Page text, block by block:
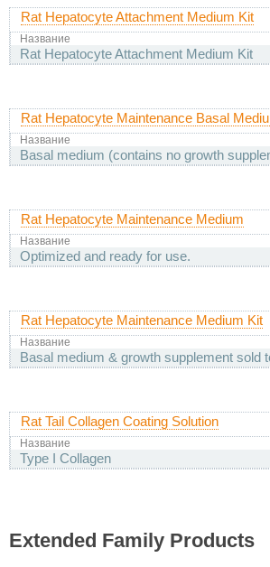
Rat Hepatocyte Attachment Medium Kit
Название
Rat Hepatocyte Attachment Medium Kit
Rat Hepatocyte Maintenance Basal
Название
Basal medium (contains no growth
Rat Hepatocyte Maintenance Medium
Название
Optimized and ready for use.
Rat Hepatocyte Maintenance Medium Kit
Название
Basal medium & growth supplement sold
Rat Tail Collagen Coating Solution
Название
Type I Collagen
Extended Family Products